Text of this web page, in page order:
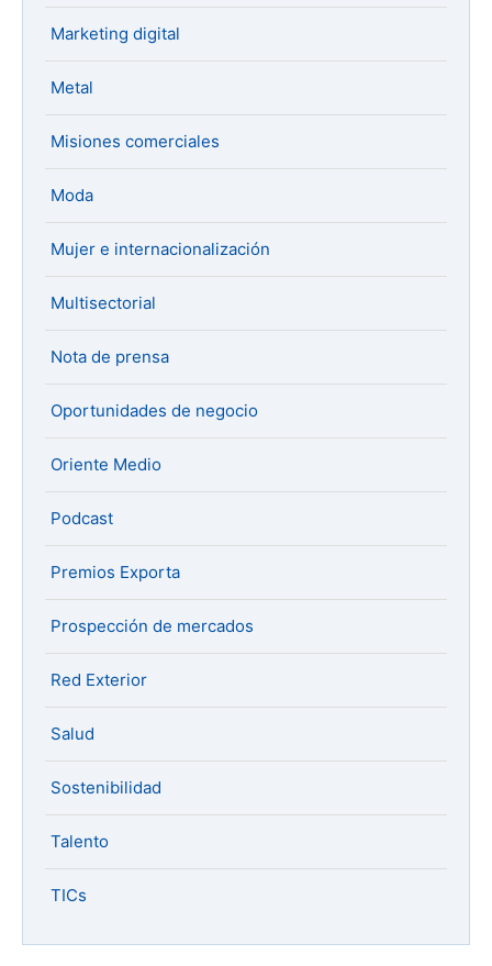
Marketing digital
Metal
Misiones comerciales
Moda
Mujer e internacionalización
Multisectorial
Nota de prensa
Oportunidades de negocio
Oriente Medio
Podcast
Premios Exporta
Prospección de mercados
Red Exterior
Salud
Sostenibilidad
Talento
TICs